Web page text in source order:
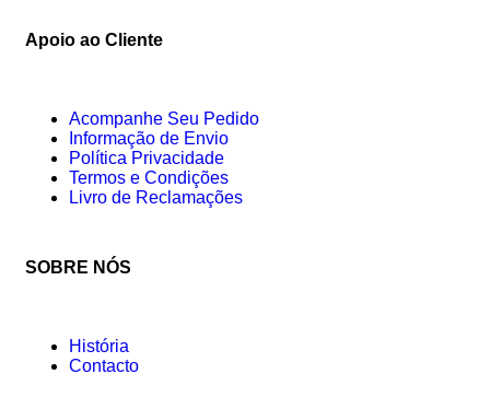
Apoio ao Cliente
Acompanhe Seu Pedido
Informação de Envio
Política Privacidade
Termos e Condições
Livro de Reclamações
SOBRE NÓS
História
Contacto